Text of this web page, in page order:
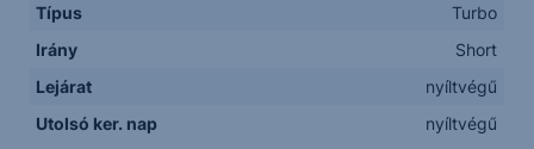
Típus
Turbo
Irány
Short
Lejárat
nyíltvégű
Utolsó ker. nap
nyíltvégű